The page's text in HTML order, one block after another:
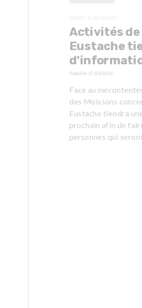
Activités de
Eustache
Publié le 17/03/2022
Face au
des Moissons
Eustache tiendra
prochain afin de
personnes qui